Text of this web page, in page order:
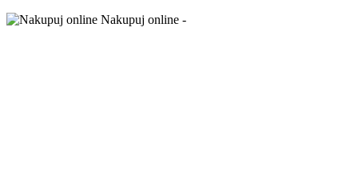
Nakupuj online -